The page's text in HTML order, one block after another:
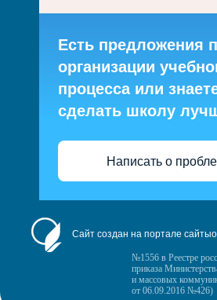
Есть предложения
организации
процесса или
сделать школу
Написать о
Сайт создан на портале
№1556 в Реестре
приказа
и массовых
от 06.09.2016 №426)